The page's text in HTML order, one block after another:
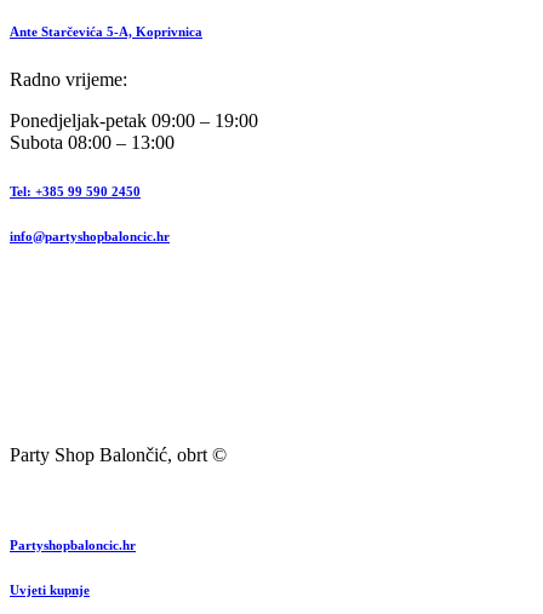
Ante Starčevića 5-A, Koprivnica
Radno vrijeme:
Ponedjeljak-petak 09:00 – 19:00
Subota 08:00 – 13:00
Tel: +385 99 590 2450
info@partyshopbaloncic.hr
Party Shop Balončić, obrt ©
Partyshopbaloncic.hr
Uvjeti kupnje